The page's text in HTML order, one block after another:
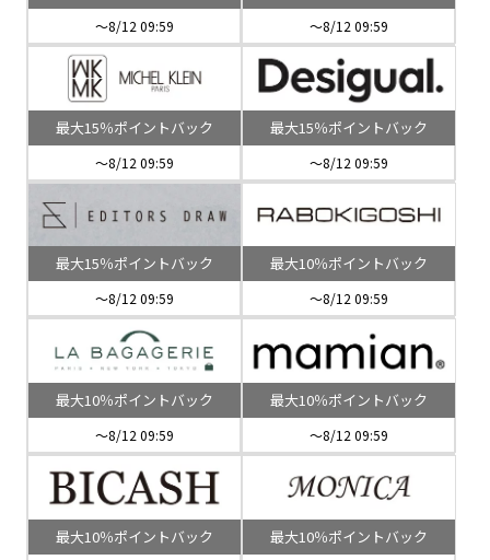
～8/12 09:59 ～8/12 09:59
最大15％ポイントバック
～8/12 09:59
最大15％ポイントバック
～8/12 09:59
最大15％ポイントバック
～8/12 09:59
最大10％ポイントバック
～8/12 09:59
最大10％ポイントバック
～8/12 09:59
最大10％ポイントバック
～8/12 09:59
最大10％ポイントバック 最大10％ポイントバック